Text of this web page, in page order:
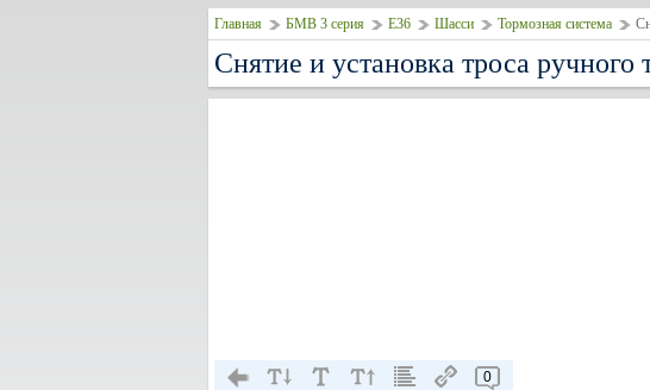
Главная БМВ 3 серия E36 Шасси Тормозная система
Снятие и установка троса ручного
0